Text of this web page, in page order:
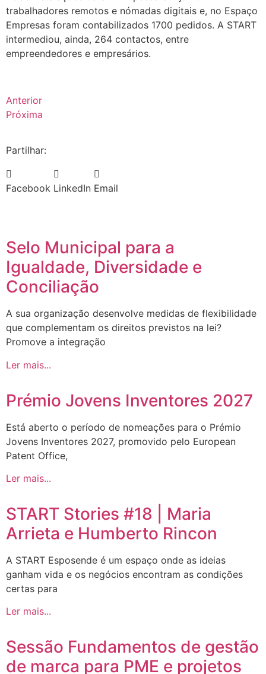
trabalhadores remotos e nómadas digitais e, no Espaço
Empresas foram contabilizados 1700 pedidos. A START
intermediou, ainda, 264 contactos, entre
empreendedores e empresários.
Anterior
Próxima
Partilhar:
Facebook LinkedIn Email
Selo Municipal para a
Igualdade, Diversidade e
Conciliação
A sua organização desenvolve medidas de flexibilidade
que complementam os direitos previstos na lei?
Promove a integração
Ler mais...
Prémio Jovens Inventores 2027
Está aberto o período de nomeações para o Prémio
Jovens Inventores 2027, promovido pelo European
Patent Office,
Ler mais...
START Stories #18 | Maria
Arrieta e Humberto Rincon
A START Esposende é um espaço onde as ideias
ganham vida e os negócios encontram as condições
certas para
Ler mais...
Sessão Fundamentos de gestão
de marca para PME e projetos